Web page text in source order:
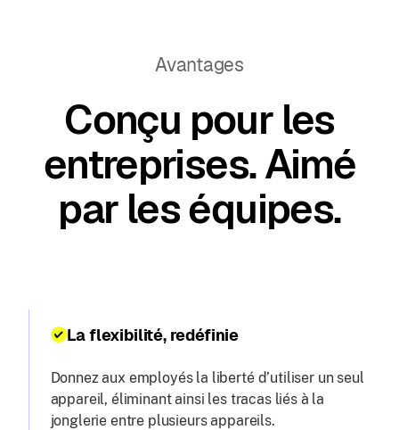
Avantages
Conçu pour les
entreprises. Aimé
par les équipes.
La flexibilité, redéfinie
Donnez aux employés la liberté d’utiliser un seul
appareil, éliminant ainsi les tracas liés à la
jonglerie entre plusieurs appareils.